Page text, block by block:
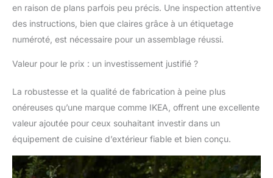
de 75 mm de diamètre,
électro-galvanisée et
revêtues de poudre
noire pour une
un déplacement facile
module de travail
d'extérieur peut être
étendu de manière
flexible et combiné
Cozze, idéal pour une
cuisine extérieure
en raison de plans parfois peu précis. Une inspection attentive
des instructions, bien que claires grâce à un étiquetage
numéroté, est nécessaire pour un assemblage réussi.
Valeur pour le prix : un investissement justifié ?
La robustesse et la qualité de fabrication à peine plus
onéreuses qu’une marque comme IKEA, offrent une excellente
valeur ajoutée pour ceux souhaitant investir dans un
équipement de cuisine d’extérieur fiable et bien conçu.